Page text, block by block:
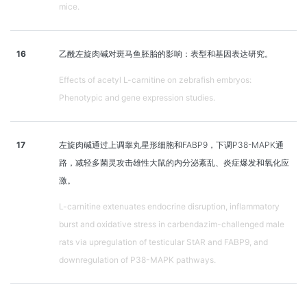
mice.
16 乙酰左旋肉碱对斑马鱼胚胎的影响：表型和基因表达研究。
Effects of acetyl L-carnitine on zebrafish embryos:
Phenotypic and gene expression studies.
17
左旋肉碱通过上调睾丸星形细胞和FABP9，下调P38-MAPK通
路，减轻多菌灵攻击雄性大鼠的内分泌紊乱、炎症爆发和氧化应
激。
L-carnitine extenuates endocrine disruption, inflammatory
burst and oxidative stress in carbendazim-challenged male
rats via upregulation of testicular StAR and FABP9, and
downregulation of P38-MAPK pathways.